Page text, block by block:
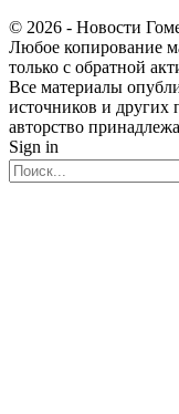
© 2026 - Новости
Любое копирование
только с обратной
Все материалы
источников и других
авторство
Sign in